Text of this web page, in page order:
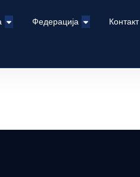
Федерација Контакт